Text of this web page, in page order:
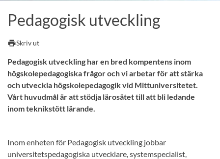
Pedagogisk utveckling
printSkriv ut
Pedagogisk utveckling har en bred kompentens inom
högskolepedagogiska frågor och vi arbetar för att stärka
och utveckla högskolepedagogik vid Mittuniversitetet.
Vårt huvudmål är att stödja lärosätet till att bli ledande
inom teknikstött lärande.
Inom enheten för Pedagogisk utveckling jobbar
universitetspedagogiska utvecklare, systemspecialist,